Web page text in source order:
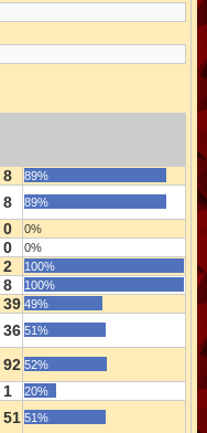
8
89%
8
89%
0
0%
0
0%
2
100%
8
100%
39 49%
36 51%
92 52%
1
20%
51 51%